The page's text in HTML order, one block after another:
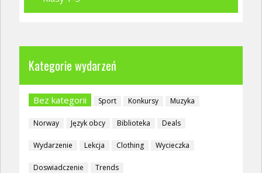
Kategorie wydarzeń
Bez kategorii Sport Konkursy Muzyka
Norway Język obcy Biblioteka Deals
Wydarzenie Lekcja Clothing Wycieczka
Doswiadczenie Trends